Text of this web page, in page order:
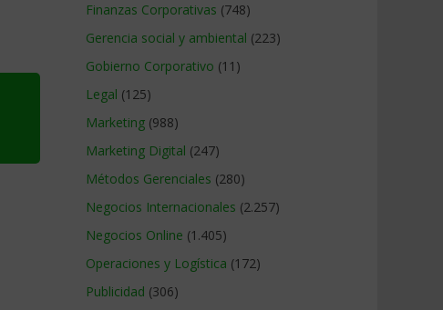
Finanzas Corporativas (748)
Gerencia social y ambiental (223)
Gobierno Corporativo (11)
Legal (125)
Marketing (988)
Marketing Digital (247)
Métodos Gerenciales (280)
Negocios Internacionales (2.257)
Negocios Online (1.405)
Operaciones y Logística (172)
Publicidad (306)